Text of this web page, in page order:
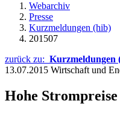
Webarchiv
Presse
Kurzmeldungen (hib)
201507
zurück zu: Kurzmeldungen
13.07.2015 Wirtschaft und
Hohe